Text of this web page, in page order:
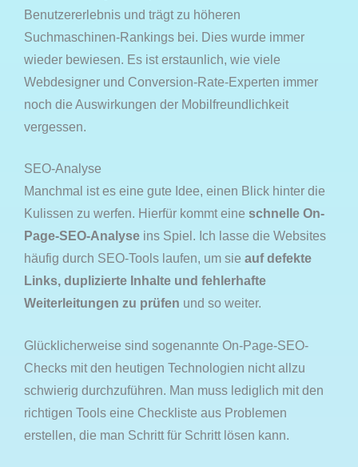
Benutzererlebnis und trägt zu höheren
Suchmaschinen-Rankings bei. Dies wurde immer
wieder bewiesen. Es ist erstaunlich, wie viele
Webdesigner und Conversion-Rate-Experten immer
noch die Auswirkungen der Mobilfreundlichkeit
vergessen.
SEO-Analyse
Manchmal ist es eine gute Idee, einen Blick hinter die
Kulissen zu werfen. Hierfür kommt eine schnelle On-
Page-SEO-Analyse ins Spiel. Ich lasse die Websites
häufig durch SEO-Tools laufen, um sie auf defekte
Links, duplizierte Inhalte und fehlerhafte
Weiterleitungen zu prüfen und so weiter.
Glücklicherweise sind sogenannte On-Page-SEO-
Checks mit den heutigen Technologien nicht allzu
schwierig durchzuführen. Man muss lediglich mit den
richtigen Tools eine Checkliste aus Problemen
erstellen, die man Schritt für Schritt lösen kann.